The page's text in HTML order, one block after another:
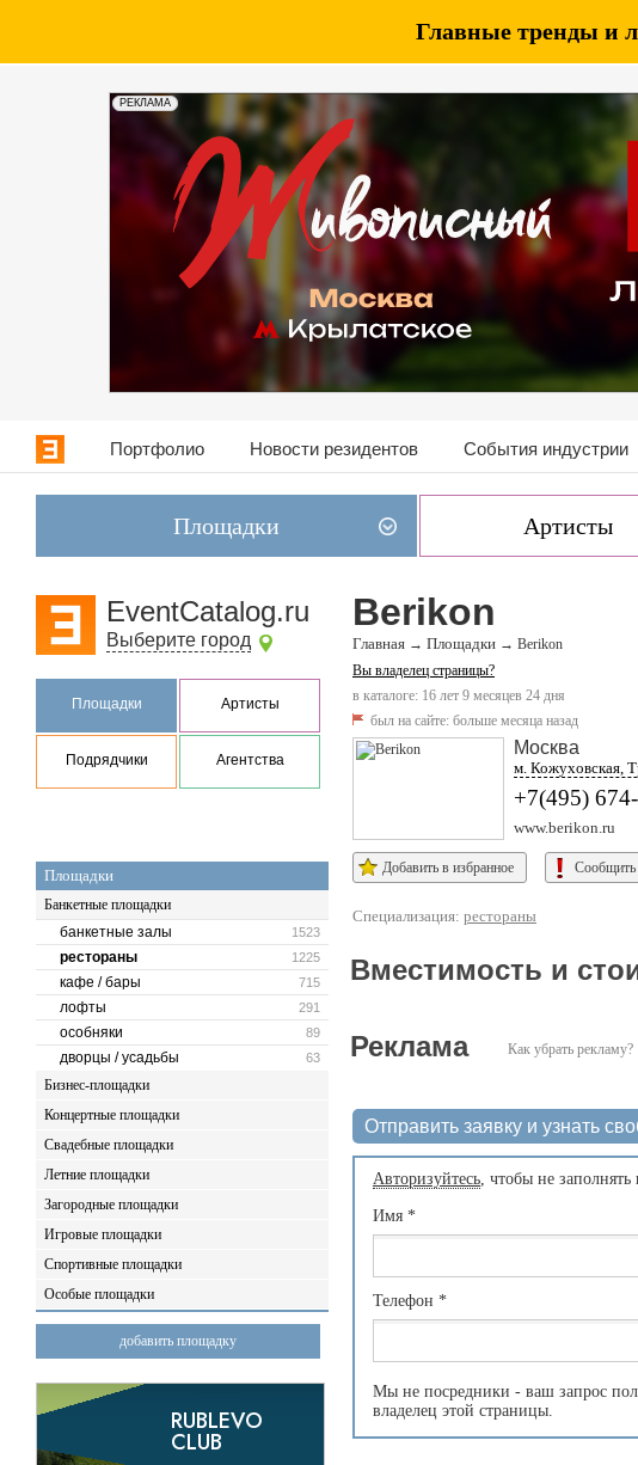
РЕКЛАМА
Главные тренды и
Портфолио Новости резидентов События индустрии
Площадки Артисты
EventCatalog.ru
Выберите город
Площадки Артисты
Подрядчики Агентства
Площадки
Банкетные площадки
1523
банкетные залы
1225
рестораны
715
кафе / бары
291
лофты
89
особняки
63
дворцы / усадьбы
Бизнес-площадки
Концертные площадки
Свадебные площадки
Летние площадки
Загородные площадки
Игровые площадки
Спортивные площадки
Особые площадки
добавить площадку
Berikon
Главная → Площадки → Berikon
Вы владелец страницы?
в каталоге: 16 лет 9 месяцев 24 дня
был на сайте: больше месяца назад
Москва
м. Кожуховская,
+7(495)
www.berikon.ru
Добавить в избранное
Специализация: рестораны
Вместимость и
Как убрать рекламу?
Реклама
Отправить заявку и узнать
Авторизуйтесь, чтобы не
Имя *
Телефон *
Мы не посредники - ваш запрос
владелец этой страницы.